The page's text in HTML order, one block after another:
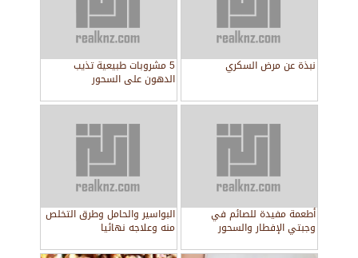
نبذة عن مرض السكري 5 مشروبات طبيعية تذيب
الدهون على السحور
أطعمة مفيدة للصائم في
وجبتي الإفطار والسحور
البواسير والحامل وطرق التخلص
منه وعلاجه نهائيا